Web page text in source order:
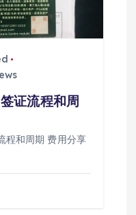
证流程和周
程和周期 费用分享